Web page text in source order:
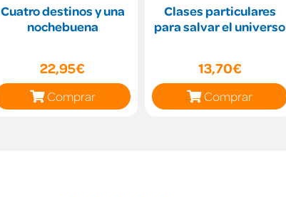
Cuatro destinos y una
nochebuena
22,95€
Comprar
Clases particulares
para salvar el universo
13,70€
Comprar